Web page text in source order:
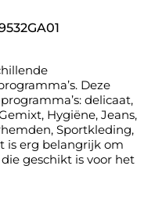
Deze
delicaat,
Hygiëne, Jeans,
Sportkleding,
is erg belangrijk om
geschikt is voor het